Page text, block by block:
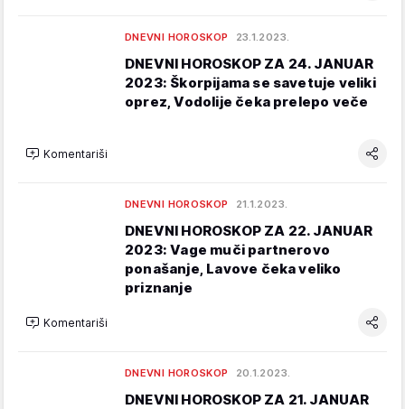
DNEVNI HOROSKOP 23.1.2023.
DNEVNI HOROSKOP ZA 24. JANUAR
2023: Škorpijama se savetuje veliki
oprez, Vodolije čeka prelepo veče
Komentariši
DNEVNI HOROSKOP 21.1.2023.
DNEVNI HOROSKOP ZA 22. JANUAR
2023: Vage muči partnerovo
ponašanje, Lavove čeka veliko
priznanje
Komentariši
DNEVNI HOROSKOP 20.1.2023.
DNEVNI HOROSKOP ZA 21. JANUAR